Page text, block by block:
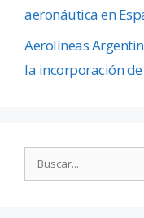
aeronáutica en
Aerolíneas
la incorporación